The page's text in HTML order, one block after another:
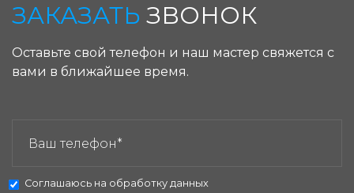
ЗАКАЗАТЬ ЗВОНОК
Оставьте свой телефон и наш мастер свяжется с
вами в ближайшее время.
Соглашаюсь на обработку данных